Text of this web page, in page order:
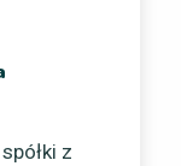
z